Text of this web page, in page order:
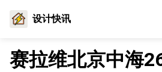
设计快讯
赛拉维北京中海